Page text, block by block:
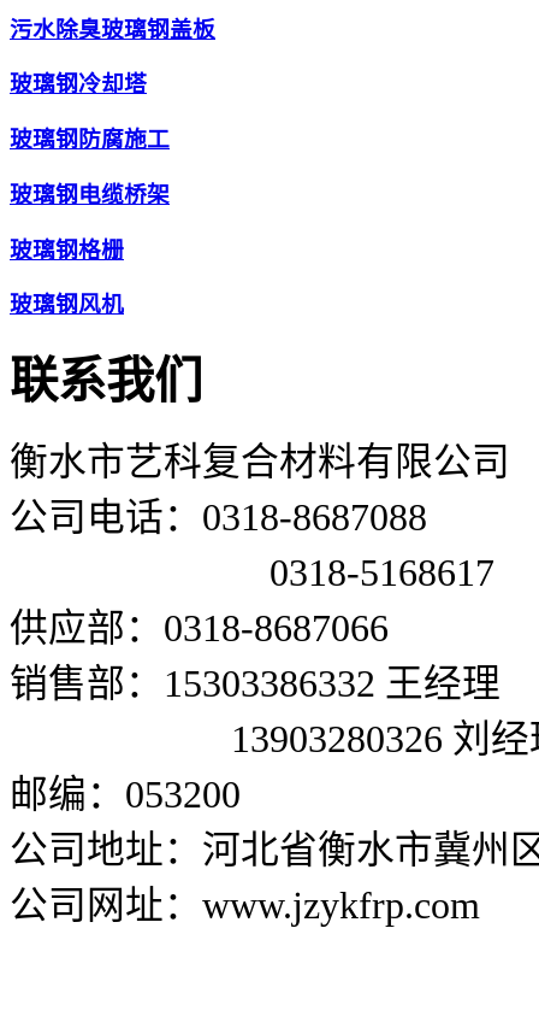
污水除臭玻璃钢盖板
玻璃钢冷却塔
玻璃钢防腐施工
玻璃钢电缆桥架
玻璃钢格栅
玻璃钢风机
联系我们
衡水市艺科复合材料有限公司
公司电话：0318-8687088
0318-5168617
供应部：0318-8687066
销售部：15303386332 王经理
13903280326 刘经
邮编：053200
公司地址：河北省衡水市冀州
公司网址：www.jzykfrp.com